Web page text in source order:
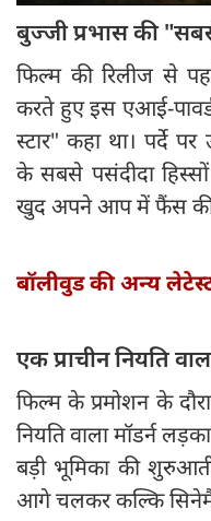
​बुज्जी प्रभास की
​फिल्म की रिलीज से
करते हुए इस एआई-
स्टार" कहा था। पर्दे
के सबसे पसंदीदा
खुद अपने आप में फैंस की
बॉलीवुड की अन्य
​एक प्राचीन नियति
​फिल्म के प्रमोशन के
नियति वाला मॉडर्न
बड़ी भूमिका की
आगे चलकर कल्कि